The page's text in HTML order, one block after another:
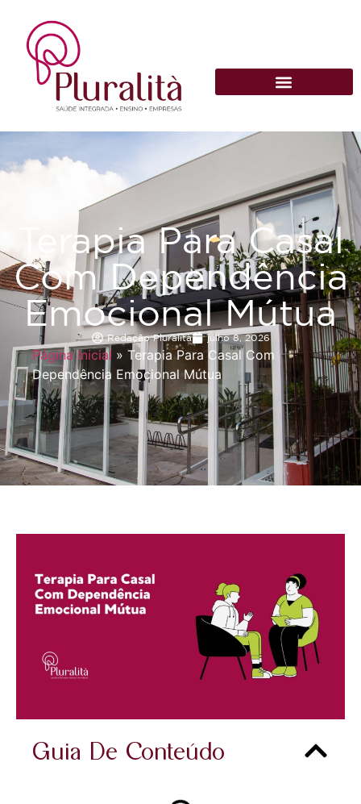
Terapia Para Casal
Com Dependência
Emocional Mútua
Redação Pluralità julho 8, 2026
Página Inicial » Terapia Para Casal Com
Dependência Emocional Mútua
Guia De Conteúdo